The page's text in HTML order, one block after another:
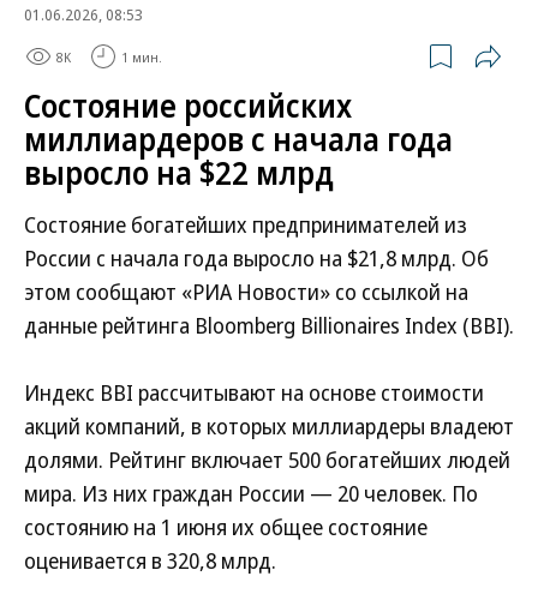
01.06.2026, 08:53
8K 1 мин.
Состояние российских
миллиардеров с начала года
выросло на $22 млрд
Состояние богатейших предпринимателей из
России с начала года выросло на $21,8 млрд. Об
этом сообщают «РИА Новости» со ссылкой на
данные рейтинга Bloomberg Billionaires Index (BBI).
Индекс BBI рассчитывают на основе стоимости
акций компаний, в которых миллиардеры владеют
долями. Рейтинг включает 500 богатейших людей
мира. Из них граждан России — 20 человек. По
состоянию на 1 июня их общее состояние
оценивается в 320,8 млрд.